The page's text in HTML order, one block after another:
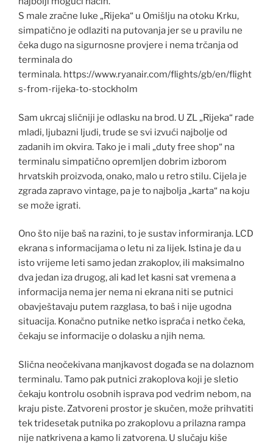
S male zračne luke „Rijeka“ u Omišlju na otoku Krku,
simpatično je odlaziti na putovanja jer se u pravilu ne
čeka dugo na sigurnosne provjere i nema trčanja od
terminala do
terminala. https://www.ryanair.com/flights/gb/en/flight
s-from-rijeka-to-stockholm
Sam ukrcaj sličniji je odlasku na brod. U ZL „Rijeka“ rade
mladi, ljubazni ljudi, trude se svi izvući najbolje od
zadanih im okvira. Tako je i mali „duty free shop“ na
terminalu simpatično opremljen dobrim izborom
hrvatskih proizvoda, onako, malo u retro stilu. Cijela je
zgrada zapravo vintage, pa je to najbolja „karta“ na koju
se može igrati.
Ono što nije baš na razini, to je sustav informiranja. LCD
ekrana s informacijama o letu ni za lijek. Istina je da u
isto vrijeme leti samo jedan zrakoplov, ili maksimalno
dva jedan iza drugog, ali kad let kasni sat vremena a
informacija nema jer nema ni ekrana niti se putnici
obavještavaju putem razglasa, to baš i nije ugodna
situacija. Konačno putnike netko ispraća i netko čeka,
čekaju se informacije o dolasku a njih nema.
Slična neočekivana manjkavost događa se na dolaznom
terminalu. Tamo pak putnici zrakoplova koji je sletio
čekaju kontrolu osobnih isprava pod vedrim nebom, na
kraju piste. Zatvoreni prostor je skučen, može prihvatiti
tek tridesetak putnika po zrakoplovu a prilazna rampa
nije natkrivena a kamo li zatvorena. U slučaju kiše